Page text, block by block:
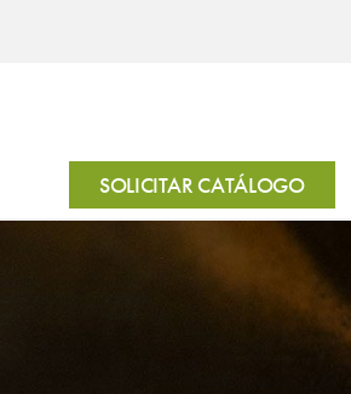
SOLICITAR CATÁLOGO